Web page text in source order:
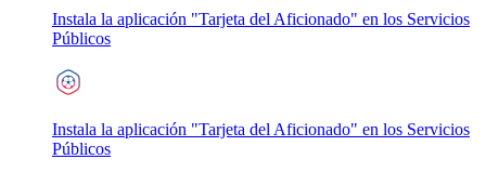
Instala la aplicación "Tarjeta del Aficionado" en los Servicios
Públicos
Instala la aplicación "Tarjeta del Aficionado" en los Servicios
Públicos